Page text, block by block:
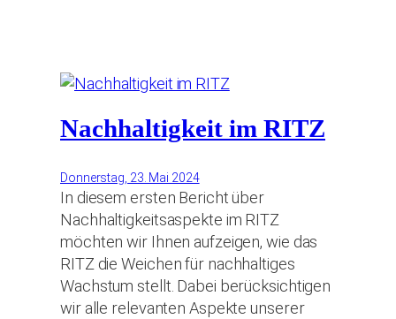
Nachhaltigkeit im RITZ
Donnerstag, 23. Mai 2024
In diesem ersten Bericht über
Nachhaltigkeitsaspekte im RITZ
möchten wir Ihnen aufzeigen, wie das
RITZ die Weichen für nachhaltiges
Wachstum stellt. Dabei berücksichtigen
wir alle relevanten Aspekte unserer